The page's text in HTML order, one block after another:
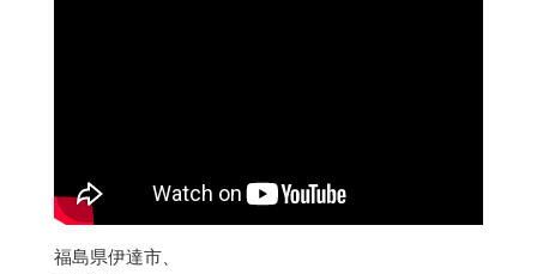
福島県伊達市、